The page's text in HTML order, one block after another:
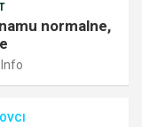
normalne,